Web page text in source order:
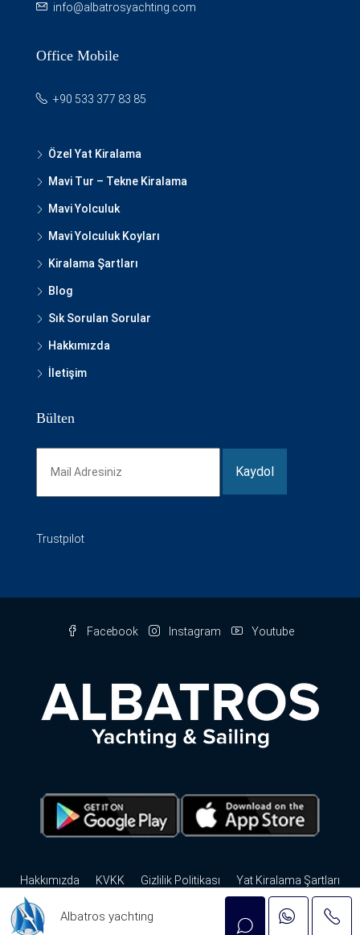
info@albatrosyachting.com
Office Mobile
+90 533 377 83 85
Özel Yat Kiralama
Mavi Tur – Tekne Kiralama
Mavi Yolculuk
Mavi Yolculuk Koyları
Kiralama Şartları
Blog
Sık Sorulan Sorular
Hakkımızda
İletişim
Bülten
Trustpilot
Facebook Instagram Youtube
Hakkımızda KVKK Gizlilik Politikası
Yat Kiralama Şartları
Gizlilik Politikası İletişim
© Albatros Yachting - Tüm hakları saklıdır. by nbc
Albatros yachting